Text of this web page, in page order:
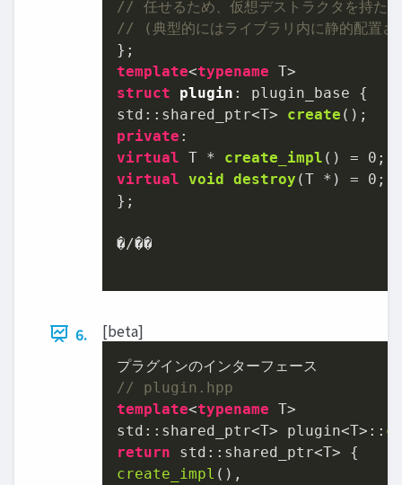
// 任せるため、仮想デストラクタを持た
// (典型的にはライブラリ内に静的配置さ
template<typename
struct
plugin
std::shared_ptr<T> create ()
private
virtual T * create_impl () = 0
virtual void destroy (T *) = 0 ;
};
�/��
6. [beta]
// plugin.hpp
template<typename T>
std::shared_ptr<T> plugin<T>::
return
create_impl (),